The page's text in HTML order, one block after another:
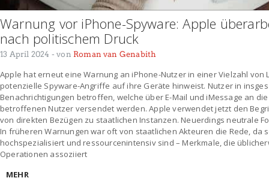
Warnung vor iPhone-Spyware: Apple
nach politischem Druck
13 April 2024 - von Roman van Genabith
Apple hat erneut eine Warnung an iPhone-Nutzer in einer Vielzahl
potenzielle Spyware-Angriffe auf ihre Geräte hinweist. Nutzer in
Benachrichtigungen betroffen, welche über E-Mail und iMessage an
betroffenen Nutzer versendet werden. Apple verwendet jetzt den
von direkten Bezügen zu staatlichen Instanzen. Neuerdings neutrale
In früheren Warnungen war oft von staatlichen Akteuren die Rede, da
hochspezialisiert und ressourcenintensiv sind – Merkmale, die
Operationen assoziiert
MEHR